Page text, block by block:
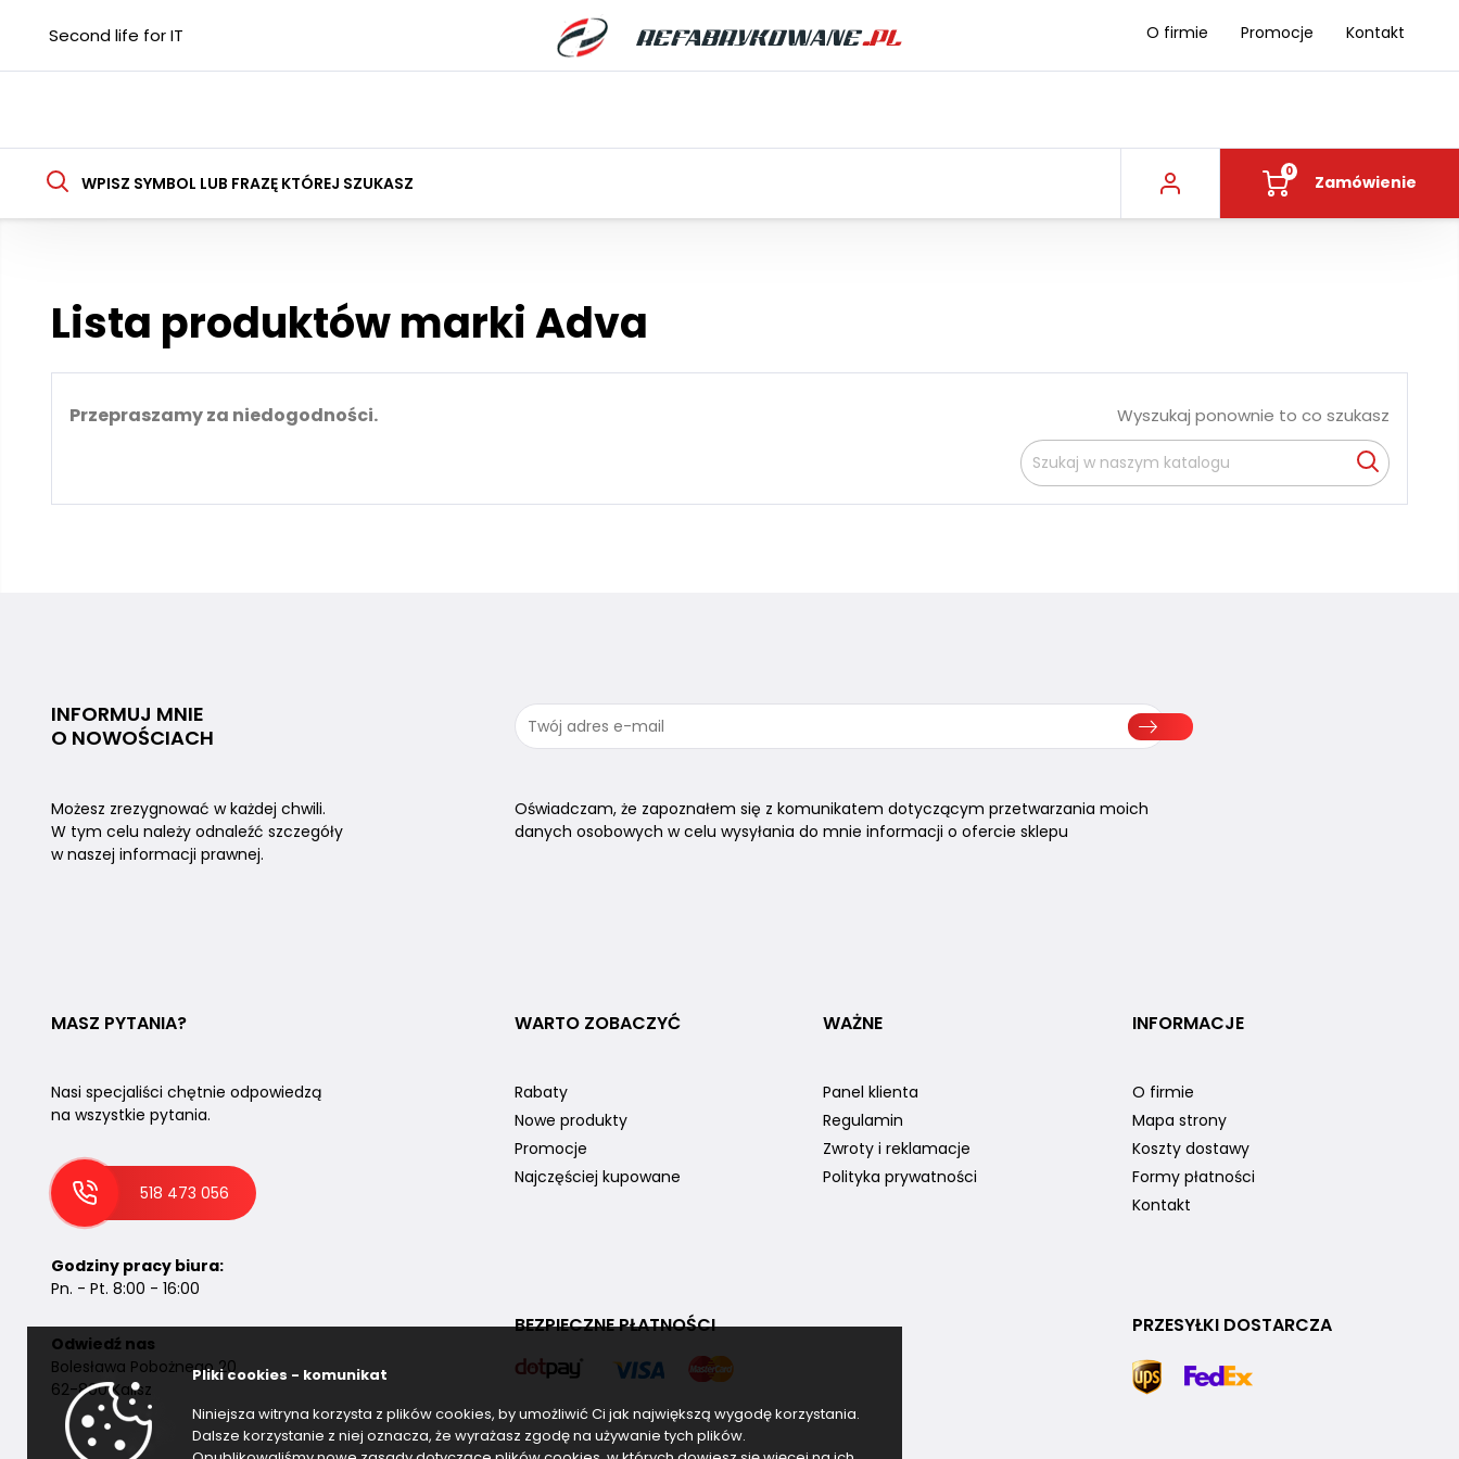
Second life for IT O firmie Promocje Kontakt
Zamówienie
0
WPISZ SYMBOL LUB FRAZĘ KTÓREJ SZUKASZ
Pliki cookies - komunikat
Niniejsza witryna korzysta z plików cookies, by umożliwić Ci jak największą wygodę korzystania.
Dalsze korzystanie z niej oznacza, że wyrażasz zgodę na używanie tych plików.
Lista produktów marki Adva
Przepraszamy za niedogodności. Wyszukaj ponownie to co szukasz
INFORMUJ MNIE
O NOWOŚCIACH
Możesz zrezygnować w każdej chwili.
W tym celu należy odnaleźć szczegóły
w naszej informacji prawnej.
Oświadczam, że zapoznałem się z komunikatem dotyczącym przetwarzania moich
danych osobowych w celu wysyłania do mnie informacji o ofercie sklepu
MASZ PYTANIA?
Nasi specjaliści chętnie odpowiedzą
na wszystkie pytania.
518 473 056
Godziny pracy biura:
Pn. - Pt. 8:00 - 16:00
Odwiedź nas
Bolesława Pobożnego 20
62-800 Kalisz
WARTO ZOBACZYĆ
Rabaty
Nowe produkty
Promocje
Najczęściej kupowane
WAŻNE
Panel klienta
Regulamin
Zwroty i reklamacje
Polityka prywatności
INFORMACJE
O firmie
Mapa strony
Koszty dostawy
Formy płatności
Kontakt
BEZPIECZNE PŁATNOŚCI PRZESYŁKI DOSTARCZA